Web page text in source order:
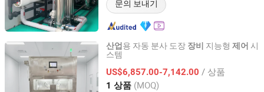
문의 보내기
산업 용 자동 분사 도장 장비 지능형 제어 시
스템
US$6,857.00-7,142.00 / 상품
1 상품 (MOQ)
Dongguan Xinhangcheng Automation Equipment Co., Ltd.
Guangdong, China 이후 2020